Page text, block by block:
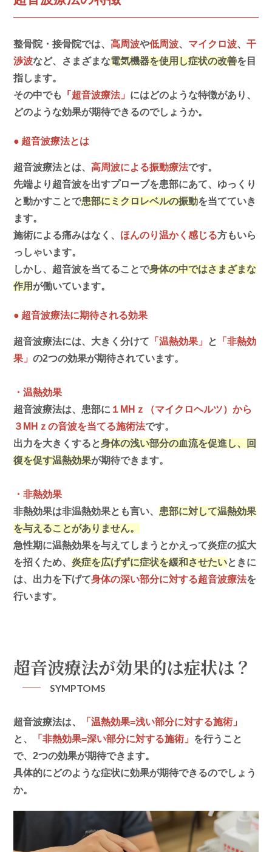
整骨院・接骨院では、高周波や低周波、 マイクロ波、干
渉波など、さまざまな電気機器を使用し症状の改善を目
指します。
その中でも
「 超音波療法」 にはどのような特徴があり、
どのような効果が期待できるのでしょうか。
● 超音波療法とは
超音波療法とは、高周波による振動療法です。
先端より超音波を出すプローブを患部にあて、ゆっくり
と動かすことで患部にミクロレベルの振動を当てていき
ます。
施術による痛みはなく、 ほんのり温かく感じる方もいら
っしゃいます。
しかし、超音波を当てることで身体の中ではさまざまな
作用 が働いています。
● 超音波療法に期待される効果
超音波療法には、大きく分けて 「温熱効果」 と
「非熱効
果」の2つの効果が期待されています。
・温熱効果
超音波療法は、患部に １MHｚ（マイクロヘルツ）から
３MHｚの音波を当てる施術法です。
出力を大きくすると身体の浅い部分の血流を促進し、回
復を促す温熱効果が期待できます。
・非熱効果
非熱効果は非温熱効果とも言い、 患部に対して温熱効果
を与えることがありません。
急性期に温熱効果を与えてしまうとかえって炎症の拡大
を招くため、炎症を広げずに症状を緩和させたいときに
は、出力を下げて身体の深い部分に対する超音波療法を
行います。
超音波療法が効果的は症状は？
SYMPTOMS
超音波療法は、
「温熱効果=浅い部分に対する施術」
と、
「非熱効果=深い部分に対する施術」 を行うこと
で、2つの効果が期待できます。
具体的にどのような症状に効果が期待できるのでしょう
か。